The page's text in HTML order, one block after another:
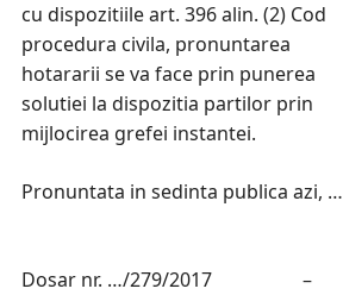
cu dispozitiile art. 396 alin. (2) Cod
procedura civila, pronuntarea
hotararii se va face prin punerea
solutiei la dispozitia partilor prin
mijlocirea grefei instantei.
Pronuntata in sedinta publica azi, …
Dosar nr. …/279/2017 –